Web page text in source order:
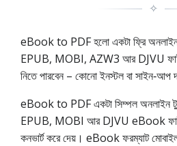
✧
eBook to PDF হলো একটা ফ্রি অনলাইন
EPUB, MOBI, AZW3 আর DJVU
নিতে পারবেন – কোনো ইনস্টল বা সাইন‑আপ
eBook to PDF একটা সিম্পল অনলাইন
EPUB, MOBI আর DJVU eBook
কনভার্ট করে দেয়। eBook ফরম্যাট